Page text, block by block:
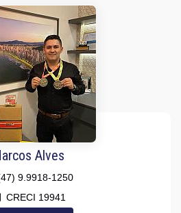
Alves
9.9918-1250
CRECI 19941